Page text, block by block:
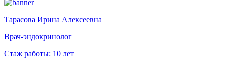
Тарасова Ирина Алексеевна
Врач-эндокринолог
Стаж работы: 10 лет